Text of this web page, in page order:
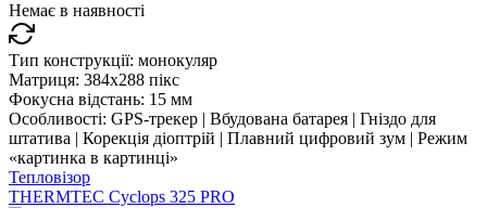
Немає в наявності
Тип конструкції: монокуляр
Матриця: 384x288 пікс
Фокусна відстань: 15 мм
Особливості: GPS-трекер | Вбудована батарея | Гніздо для
штатива | Корекція діоптрій | Плавний цифровий зум | Режим
«картинка в картинці»
Тепловізор
THERMTEC Cyclops 325 PRO